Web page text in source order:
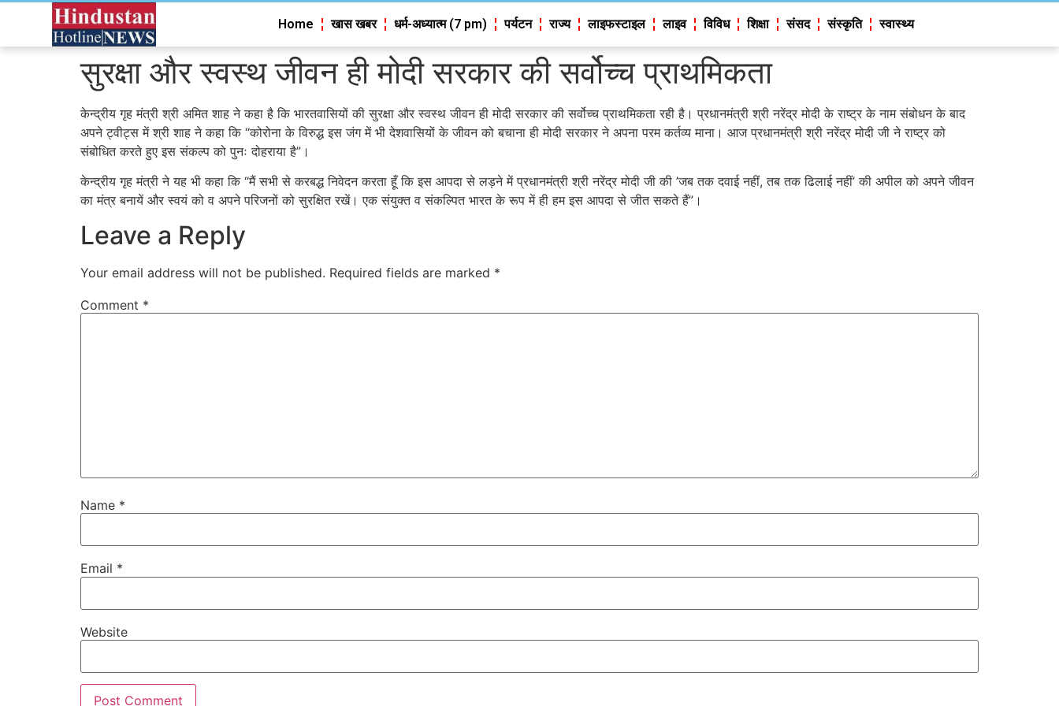
Home खास खबर धर्म-अध्यात्म (7 pm) पर्यटन राज्य लाइफस्टाइल लाइव विविध शिक्षा संसद संस्कृति स्वास्थ्य
सुरक्षा और स्वस्थ जीवन ही मोदी सरकार की सर्वोच्च प्राथमिकता
केन्द्रीय गृह मंत्री श्री अमित शाह ने कहा है कि भारतवासियों की सुरक्षा और स्वस्थ जीवन ही मोदी सरकार की सर्वोच्च प्राथमिकता रही है। प्रधानमंत्री श्री नरेंद्र मोदी के राष्ट्र के नाम संबोधन के बाद
अपने ट्वीट्स में श्री शाह ने कहा कि “कोरोना के विरुद्ध इस जंग में भी देशवासियों के जीवन को बचाना ही मोदी सरकार ने अपना परम कर्तव्य माना। आज प्रधानमंत्री श्री नरेंद्र मोदी जी ने राष्ट्र को
संबोधित करते हुए इस संकल्प को पुनः दोहराया है”।
केन्द्रीय गृह मंत्री ने यह भी कहा कि “मैं सभी से करबद्ध निवेदन करता हूँ कि इस आपदा से लड़ने में प्रधानमंत्री श्री नरेंद्र मोदी जी की ’जब तक दवाई नहीं, तब तक ढिलाई नहीं’ की अपील को अपने जीवन
का मंत्र बनायें और स्वयं को व अपने परिजनों को सुरक्षित रखें। एक संयुक्त व संकल्पित भारत के रूप में ही हम इस आपदा से जीत सकते हैं”।
Leave a Reply
Your email address will not be published. Required fields are marked *
Comment *
Name *
Email *
Website